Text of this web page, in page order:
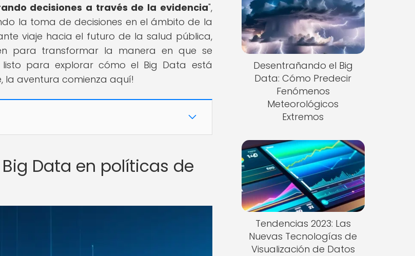
decisiones a través de la evidencia",
la toma de decisiones en el ámbito de la
viaje hacia el futuro de la salud pública,
para transformar la manera en que se
para explorar cómo el Big Data está
la aventura comienza aquí!
Data en políticas de
Desentrañando el Big
Data: Cómo Predecir
Fenómenos
Meteorológicos
Extremos
Tendencias 2023: Las
Nuevas Tecnologías de
Visualización de Datos